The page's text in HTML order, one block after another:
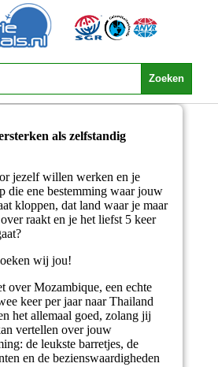
als zelfstandig
jezelf willen werken en je
die ene bestemming waar jouw
kloppen, dat land waar je maar
raakt en je het liefst 5 keer
wij jou!
over Mozambique, een echte
keer per jaar naar Thailand
het allemaal goed, zolang jij
vertellen over jouw
de leukste barretjes, de
en de bezienswaardigheden